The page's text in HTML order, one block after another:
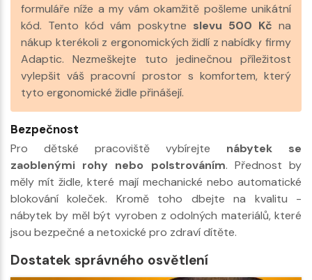
formuláře níže a my vám okamžitě pošleme unikátní
kód. Tento kód vám poskytne slevu 500 Kč na
nákup kterékoli z ergonomických židlí z nabídky firmy
Adaptic. Nezmeškejte tuto jedinečnou příležitost
vylepšit váš pracovní prostor s komfortem, který
tyto ergonomické židle přinášejí.
Bezpečnost
Pro dětské pracoviště vybírejte nábytek se
zaoblenými rohy nebo polstrováním. Přednost by
měly mít židle, které mají mechanické nebo automatické
blokování koleček. Kromě toho dbejte na kvalitu -
nábytek by měl být vyroben z odolných materiálů, které
jsou bezpečné a netoxické pro zdraví dítěte.
Dostatek správného osvětlení